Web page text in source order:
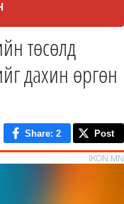
төсөлд
дахин өргөн
Share: 2 Post
IKON.MN